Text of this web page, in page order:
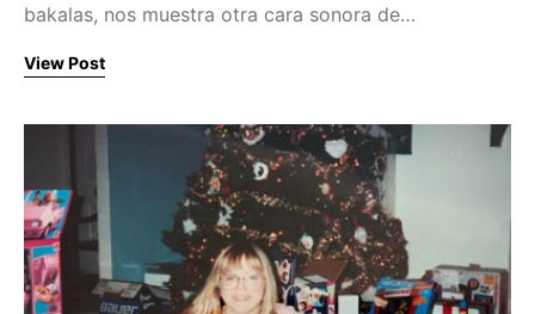
bakalas, nos muestra otra cara sonora de…
View Post